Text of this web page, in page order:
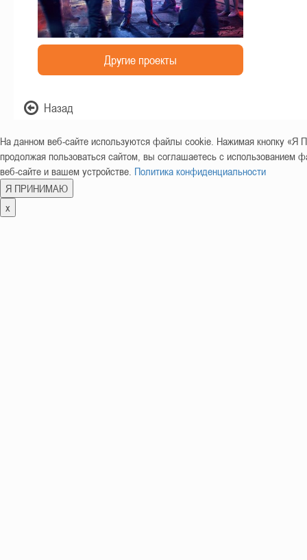
Другие проекты
Назад
На данном веб-сайте используются файлы cookie. Нажимая кнопку
продолжая пользоваться сайтом, вы соглашаетесь с использованием
веб-сайте и вашем устройстве. Политика конфиденциальности
Я ПРИНИМАЮ
x